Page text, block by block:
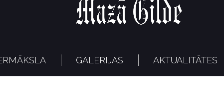
GALERIJAS AKTUALITĀTES